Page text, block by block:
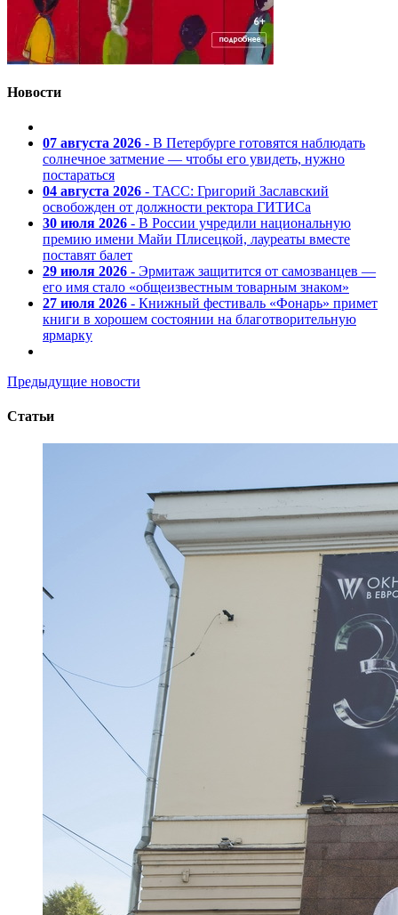
Новости
07 августа 2026 - В Петербурге готовятся наблюдать
солнечное затмение — чтобы его увидеть, нужно
постараться
04 августа 2026 - ТАСС: Григорий Заславский
освобожден от должности ректора ГИТИСа
30 июля 2026 - В России учредили национальную
премию имени Майи Плисецкой, лауреаты вместе
поставят балет
29 июля 2026 - Эрмитаж защитится от самозванцев —
его имя стало «общеизвестным товарным знаком»
27 июля 2026 - Книжный фестиваль «Фонарь» примет
книги в хорошем состоянии на благотворительную
ярмарку
Предыдущие новости
Статьи